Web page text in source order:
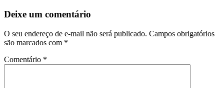
Deixe um comentário
O seu endereço de e-mail não será publicado. Campos obrigatórios
são marcados com *
Comentário *